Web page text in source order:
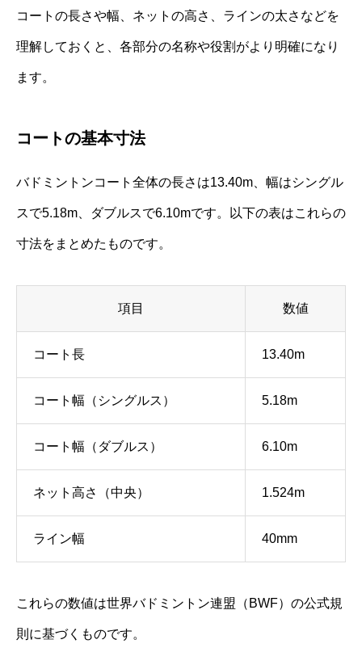
コートの長さや幅、ネットの高さ、ラインの太さなどを
理解しておくと、各部分の名称や役割がより明確になり
ます。
コートの基本寸法
バドミントンコート全体の長さは13.40m、幅はシングル
スで5.18m、ダブルスで6.10mです。以下の表はこれらの
寸法をまとめたものです。
項目 数値
コート長 13.40m
コート幅（シングルス） 5.18m
コート幅（ダブルス） 6.10m
ネット高さ（中央） 1.524m
ライン幅 40mm
これらの数値は世界バドミントン連盟（BWF）の公式規
則に基づくものです。